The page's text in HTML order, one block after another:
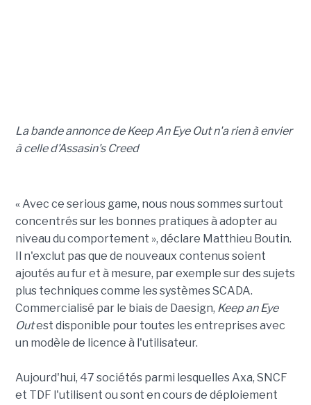
La bande annonce de Keep An Eye Out n'a rien à envier
à celle d'Assasin's Creed
« Avec ce serious game, nous nous sommes surtout
concentrés sur les bonnes pratiques à adopter au
niveau du comportement », déclare Matthieu Boutin.
Il n'exclut pas que de nouveaux contenus soient
ajoutés au fur et à mesure, par exemple sur des sujets
plus techniques comme les systèmes SCADA.
Commercialisé par le biais de Daesign, Keep an Eye
Outest disponible pour toutes les entreprises avec
un modèle de licence à l'utilisateur.
Aujourd'hui, 47 sociétés parmi lesquelles Axa, SNCF
et TDF l'utilisent ou sont en cours de déploiement